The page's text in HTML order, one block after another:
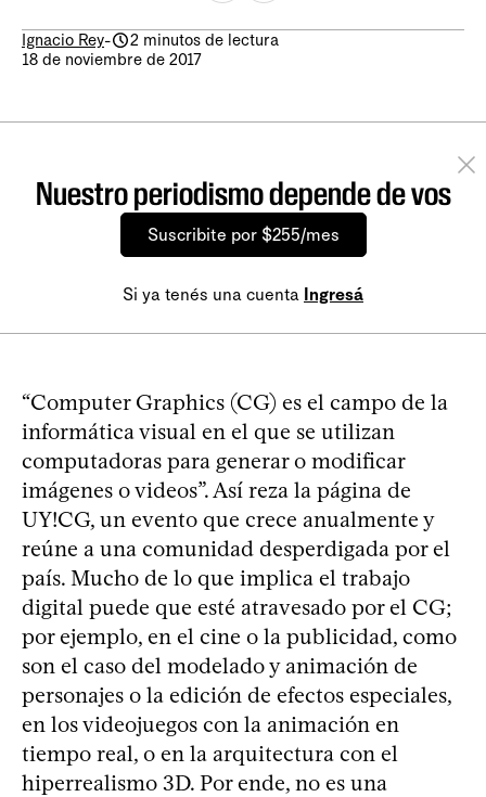
Ignacio Rey-
2 minutos de lectura
18 de noviembre de 2017
Nuestro periodismo depende de vos
Suscribite por $255/mes
Si ya tenés una cuenta Ingresá
“Computer Graphics (CG) es el campo de la
informática visual en el que se utilizan
computadoras para generar o modificar
imágenes o videos”. Así reza la página de
UY!CG, un evento que crece anualmente y
reúne a una comunidad desperdigada por el
país. Mucho de lo que implica el trabajo
digital puede que esté atravesado por el CG;
por ejemplo, en el cine o la publicidad, como
son el caso del modelado y animación de
personajes o la edición de efectos especiales,
en los videojuegos con la animación en
tiempo real, o en la arquitectura con el
hiperrealismo 3D. Por ende, no es una